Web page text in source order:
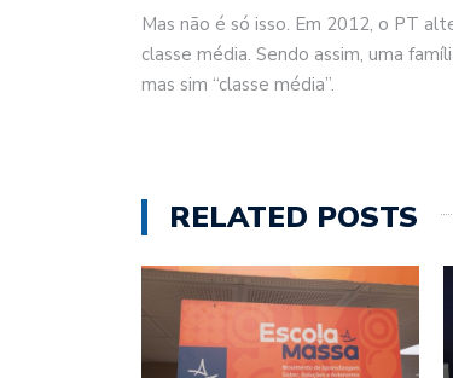
Mas não é só isso. Em 2012, o PT
classe média. Sendo assim, uma
mas sim “classe média”.
RELATED POSTS